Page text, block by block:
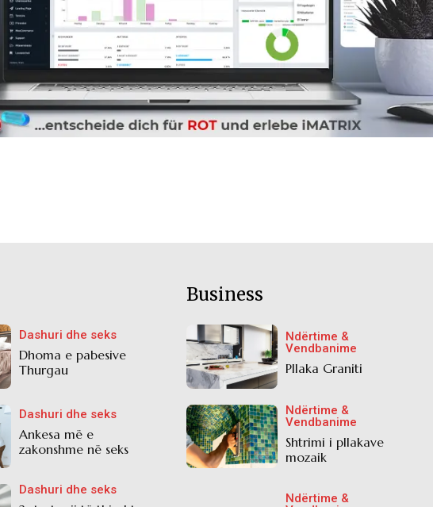
Dashuri dhe seks
Dhoma e pabesive
Thurgau
Dashuri dhe seks
Ankesa më e
zakonshme në seks
Dashuri dhe seks
Business
Ndërtime &
Vendbanime
Pllaka Graniti
Ndërtime &
Vendbanime
Shtrimi i pllakave
mozaik
Ndërtime &